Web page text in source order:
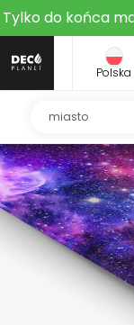
Tylko do końca
Polska